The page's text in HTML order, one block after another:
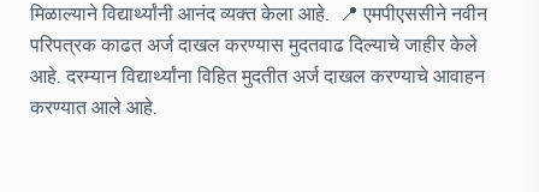
मिळाल्याने विद्यार्थ्यांनी आनंद व्यक्त केला आहे. 📍 एमपीएससीने नवीन
परिपत्रक काढत अर्ज दाखल करण्यास मुदतवाढ दिल्याचे जाहीर केले
आहे. दरम्यान विद्यार्थ्यांना विहित मुदतीत अर्ज दाखल करण्याचे आवाहन
करण्यात आले आहे.